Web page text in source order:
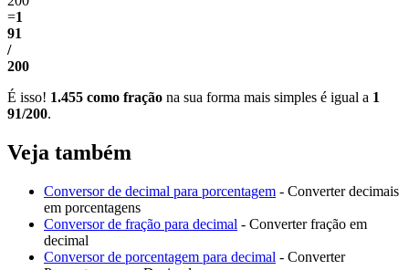
=1
91
/
200
É isso! 1.455 como fração na sua forma mais simples é igual a 1
91/200.
Veja também
Conversor de decimal para porcentagem - Converter decimais
em porcentagens
Conversor de fração para decimal - Converter fração em
decimal
Conversor de porcentagem para decimal - Converter